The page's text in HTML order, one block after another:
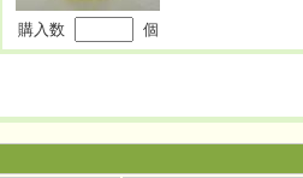
購入数 個